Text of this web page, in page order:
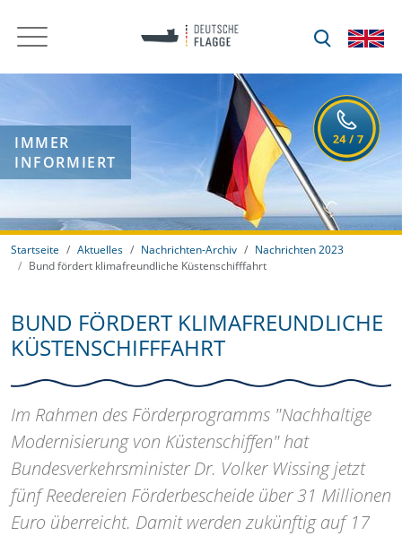
IMMER
INFORMIERT
Startseite Aktuelles Nachrichten-Archiv
Nachrichten 2023
Bund fördert klimafreundliche Küstenschifffahrt
BUND FÖRDERT KLIMAFREUNDLICHE
KÜSTENSCHIFFFAHRT
Im Rahmen des Förderprogramms "Nachhaltige
Modernisierung von Küstenschiffen" hat
Bundesverkehrsminister Dr. Volker Wissing jetzt
fünf Reedereien Förderbescheide über 31 Millionen
Euro überreicht. Damit werden zukünftig auf 17